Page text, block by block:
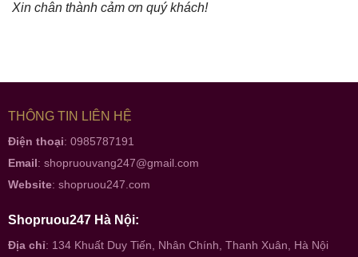
Xin chân thành cảm ơn quý khách!
THÔNG TIN LIÊN HỆ
Điện thoại: 0985787191
Email: shopruouvang247@gmail.com
Website: shopruou247.com
Shopruou247 Hà Nội:
Địa chỉ: 134 Khuất Duy Tiến, Nhân Chính, Thanh Xuân, Hà Nội